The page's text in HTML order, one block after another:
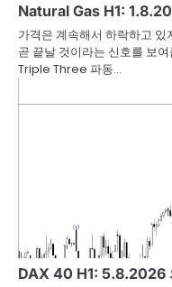
Natural Gas H1:
가격은 계속해서 하락하고
곧 끝날 것이라는 신호를 보
Triple Three 파동…
DAX 40 H1: 5.8.2026